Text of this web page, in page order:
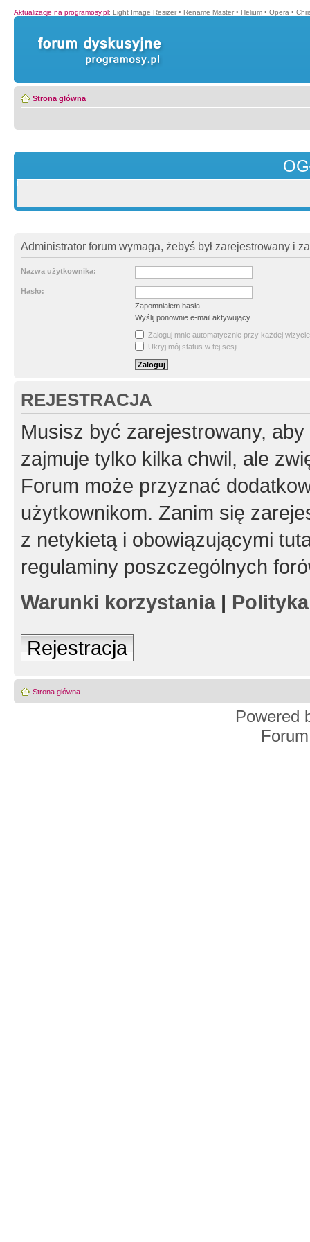
Aktualizacje na programosy.pl: Light Image Resizer • Rename Master • Helium • Opera •
Strona główna
Administrator forum wymaga, żebyś był zarejestrowany i
Nazwa użytkownika:
Hasło:
Zapomniałem hasła
Wyślij ponownie e-mail aktywujący
Zaloguj mnie automatycznie przy każdej wizycie
Ukryj mój status w tej sesji
REJESTRACJA
Musisz być zarejestrowany,
zajmuje tylko kilka chwil, ale
Forum może przyznać
użytkownikom. Zanim się
z netykietą i obowiązującymi
regulaminy poszczególnych
Warunki korzystania|
Rejestracja
Strona główna
Powered